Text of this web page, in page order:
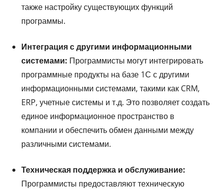
также настройку существующих функций
программы.
Интеграция с другими информационными
системами: Программисты могут интегрировать
программные продукты на базе 1С с другими
информационными системами, такими как CRM,
ERP, учетные системы и т.д. Это позволяет создать
единое информационное пространство в
компании и обеспечить обмен данными между
различными системами.
Техническая поддержка и обслуживание:
Программисты предоставляют техническую